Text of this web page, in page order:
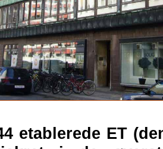
etablerede ET